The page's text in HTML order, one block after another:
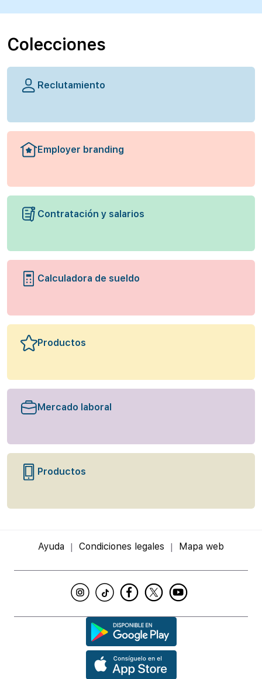
Colecciones
Reclutamiento
Employer branding
Contratación y salarios
Calculadora de sueldo
Productos
Mercado laboral
Productos
Ayuda Condiciones legales Mapa web